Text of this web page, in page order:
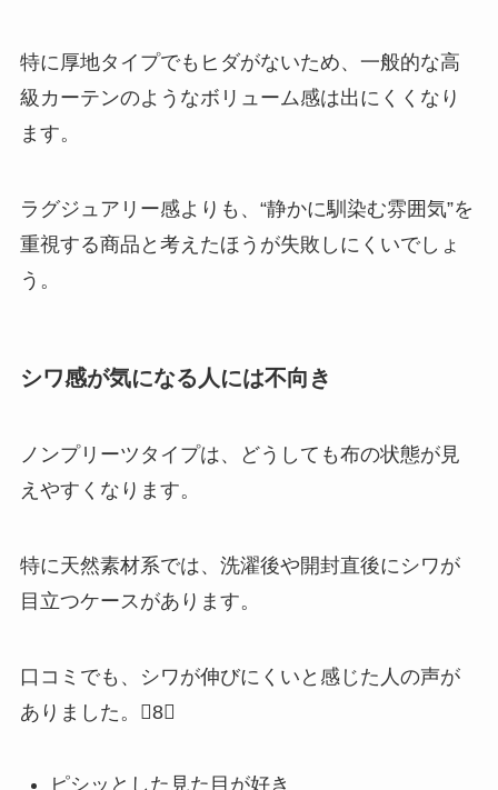
特に厚地タイプでもヒダがないため、一般的な高
級カーテンのようなボリューム感は出にくくなり
ます。
ラグジュアリー感よりも、“静かに馴染む雰囲気”を
重視する商品と考えたほうが失敗しにくいでしょ
う。
シワ感が気になる人には不向き
ノンプリーツタイプは、どうしても布の状態が見
えやすくなります。
特に天然素材系では、洗濯後や開封直後にシワが
目立つケースがあります。
口コミでも、シワが伸びにくいと感じた人の声が
ありました。8
ピシッとした見た目が好き